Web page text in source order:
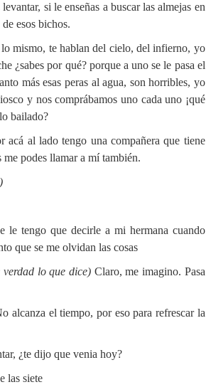
si le enseñas a buscar las almejas en
esos bichos.
mismo, te hablan del cielo, del infierno, yo
¿sabes por qué? porque a uno se le pasa el
más esas peras al agua, son horribles, yo
y nos comprábamos uno cada uno ¡qué
bailado?
acá al lado tengo una compañera que tiene
podes llamar a mí también.
tengo que decirle a mi hermana cuando
que se me olvidan las cosas
lo que dice) Claro, me imagino. Pasa
alcanza el tiempo, por eso para refrescar la
¿te dijo que venia hoy?
las siete